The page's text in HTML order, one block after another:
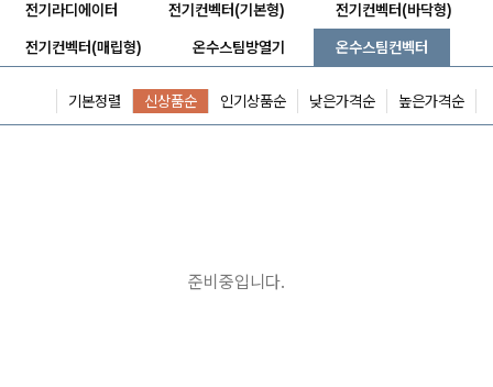
전기라디에이터 전기컨벡터(기본형) 전기컨벡터(바닥형)
전기컨벡터(매립형) 온수스팀방열기 온수스팀컨벡터
기본정렬 신상품순 인기상품순 낮은가격순 높은가격순
준비중입니다.